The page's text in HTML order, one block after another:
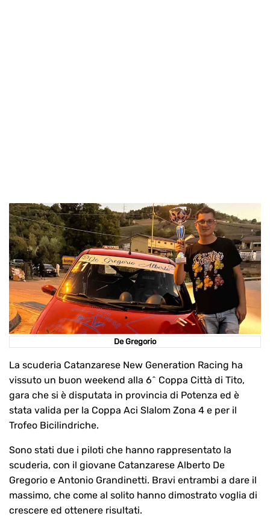
De Gregorio
La scuderia Catanzarese New Generation Racing ha
vissuto un buon weekend alla 6^ Coppa Città di Tito,
gara che si è disputata in provincia di Potenza ed è
stata valida per la Coppa Aci Slalom Zona 4 e per il
Trofeo Bicilindriche.
Sono stati due i piloti che hanno rappresentato la
scuderia, con il giovane Catanzarese Alberto De
Gregorio e Antonio Grandinetti. Bravi entrambi a dare il
massimo, che come al solito hanno dimostrato voglia di
crescere ed ottenere risultati.